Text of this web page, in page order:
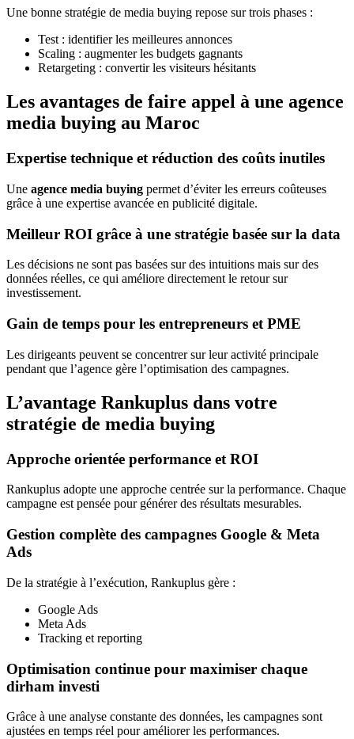
Une bonne stratégie de media buying repose sur trois phases :
Test : identifier les meilleures annonces
Scaling : augmenter les budgets gagnants
Retargeting : convertir les visiteurs hésitants
Les avantages de faire appel à une agence
media buying au Maroc
Expertise technique et réduction des coûts inutiles
Une agence media buying permet d’éviter les erreurs coûteuses
grâce à une expertise avancée en publicité digitale.
Meilleur ROI grâce à une stratégie basée sur la data
Les décisions ne sont pas basées sur des intuitions mais sur des
données réelles, ce qui améliore directement le retour sur
investissement.
Gain de temps pour les entrepreneurs et PME
Les dirigeants peuvent se concentrer sur leur activité principale
pendant que l’agence gère l’optimisation des campagnes.
L’avantage Rankuplus dans votre
stratégie de media buying
Approche orientée performance et ROI
Rankuplus adopte une approche centrée sur la performance. Chaque
campagne est pensée pour générer des résultats mesurables.
Gestion complète des campagnes Google & Meta
Ads
De la stratégie à l’exécution, Rankuplus gère :
Google Ads
Meta Ads
Tracking et reporting
Optimisation continue pour maximiser chaque
dirham investi
Grâce à une analyse constante des données, les campagnes sont
ajustées en temps réel pour améliorer les performances.